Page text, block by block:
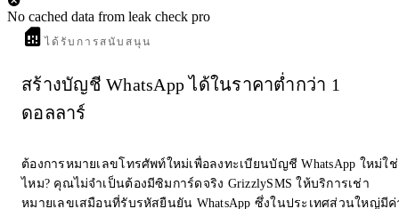
No cached data from leak check pro
ได้รับการสนับสนุน
สร้างบัญชี WhatsApp ได้ในราคาต่ำกว่า 1
ดอลลาร์
ต้องการหมายเลขโทรศัพท์ใหม่เพื่อลงทะเบียนบัญชี WhatsApp ใหม่ใช่
ไหม? คุณไม่จำเป็นต้องมีซิมการ์ดจริง GrizzlySMS ให้บริการเช่า
หมายเลขเสมือนที่รับรหัสยืนยัน WhatsApp ซึ่งในประเทศส่วนใหญ่มีค่